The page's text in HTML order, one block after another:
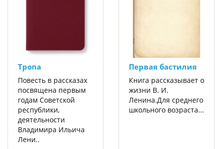
Тропа
Повесть в рассказах
посвящена первым
годам Советской
респуб­лики,
деятельности
Владимира Ильича
Лени..
Первая бастилия
Книга рассказывает о
жизни В. И.
Ленина.Для среднего
школьного возраста...